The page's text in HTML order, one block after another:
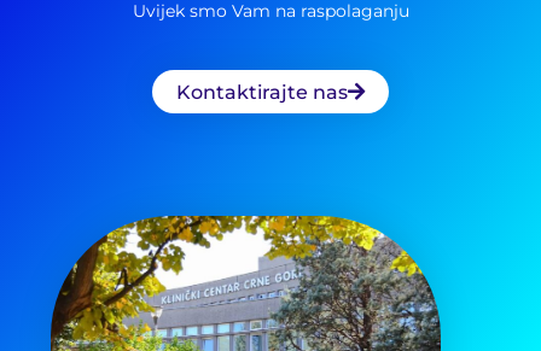
Uvijek smo Vam na raspolaganju
Kontaktirajte nas